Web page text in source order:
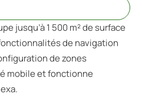
jusqu’à 1 500 m² de surface
de navigation
de zones
mobile et fonctionne